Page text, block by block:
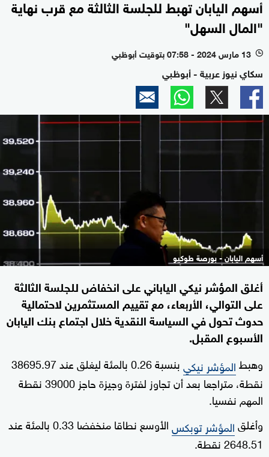
أسهم اليابان تهبط للجلسة الثالثة مع قرب نهاية
"المال السهل"
l 13 مارس 2024 - 07:58 بتوقيت أبوظبي
سكاي نيوز عربية - أبوظبي
أسهم اليابان - بورصة طوكيو
أغلق المؤشر نيكي الياباني على انخفاض للجلسة الثالثة
على التوالي، الأربعاء، مع تقييم المستثمرين لاحتمالية
حدوث تحول في السياسة النقدية خلال اجتماع بنك اليابان
الأسبوع المقبل.
وهبطالمؤشر نيكي
بنسبة 0.26 بالمئة ليغلق عند 38695.97
نقطة، متراجعا بعد أن تجاوز لفترة وجيزة حاجز 39000 نقطة
المهم نفسيا.
وأغلقالمؤشر توبكس
الأوسع نطاقا منخفضا 0.33 بالمئة عند
2648.51 نقطة.